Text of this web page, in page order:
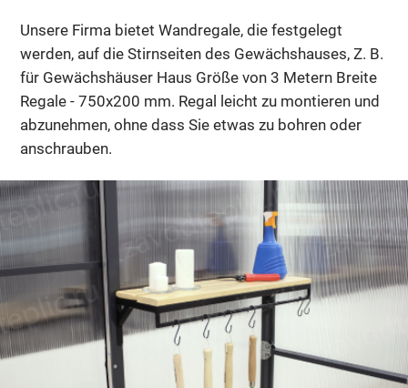
Unsere Firma bietet Wandregale, die festgelegt
werden, auf die Stirnseiten des Gewächshauses, Z. B.
für Gewächshäuser Haus Größe von 3 Metern Breite
Regale - 750х200 mm. Regal leicht zu montieren und
abzunehmen, ohne dass Sie etwas zu bohren oder
anschrauben.